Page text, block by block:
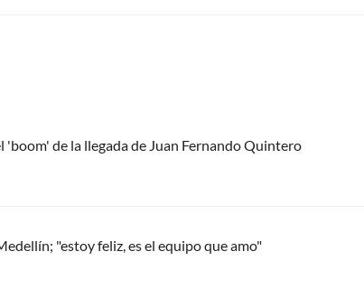
de la llegada de Juan Fernando Quintero
"estoy feliz, es el equipo que amo"